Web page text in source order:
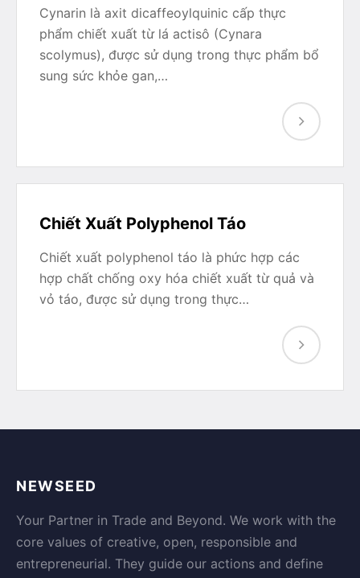
Cynarin là axit dicaffeoylquinic cấp thực
phẩm chiết xuất từ lá actisô (Cynara
scolymus), được sử dụng trong thực phẩm bổ
sung sức khỏe gan,…
Chiết Xuất Polyphenol Táo
Chiết xuất polyphenol táo là phức hợp các
hợp chất chống oxy hóa chiết xuất từ quả và
vỏ táo, được sử dụng trong thực…
NEWSEED
Your Partner in Trade and Beyond. We work with the
core values of creative, open, responsible and
entrepreneurial. They guide our actions and define